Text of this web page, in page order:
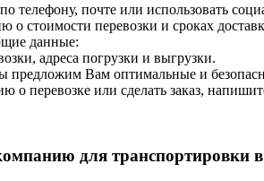
телефону, почте или использовать
стоимости перевозки и сроках
данные:
адреса погрузки и выгрузки.
предложим Вам оптимальные и
о перевозке или сделать заказ,
для транспортировки